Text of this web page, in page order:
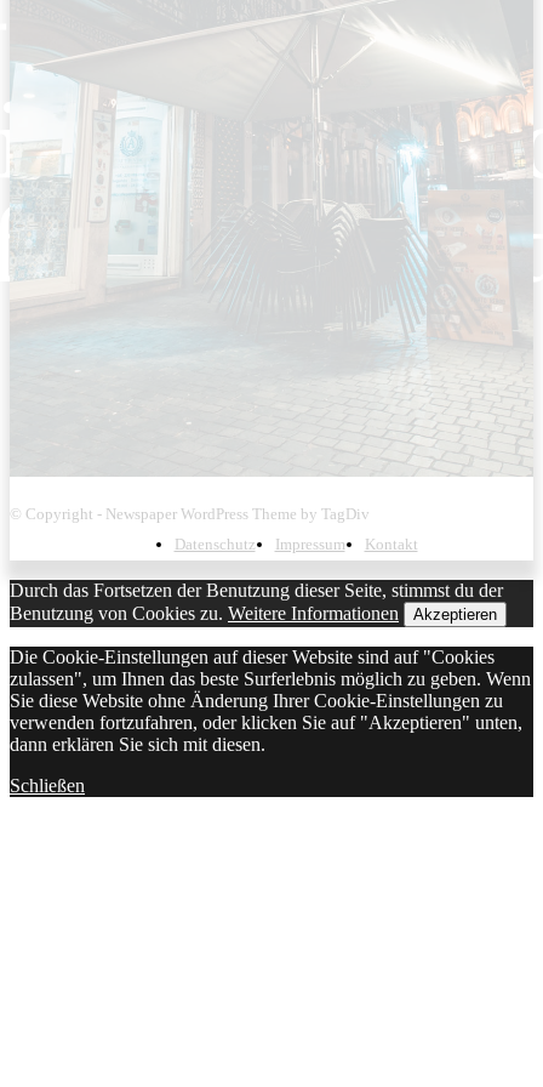
© Copyright - Newspaper WordPress Theme by TagDiv
Datenschutz
Impressum Kontakt
Durch das Fortsetzen der Benutzung dieser Seite, stimmst du der
Benutzung von Cookies zu. Weitere Informationen Akzeptieren
Die Cookie-Einstellungen auf dieser Website sind auf "Cookies
zulassen", um Ihnen das beste Surferlebnis möglich zu geben. Wenn
Sie diese Website ohne Änderung Ihrer Cookie-Einstellungen zu
verwenden fortzufahren, oder klicken Sie auf "Akzeptieren" unten,
dann erklären Sie sich mit diesen.
Schließen